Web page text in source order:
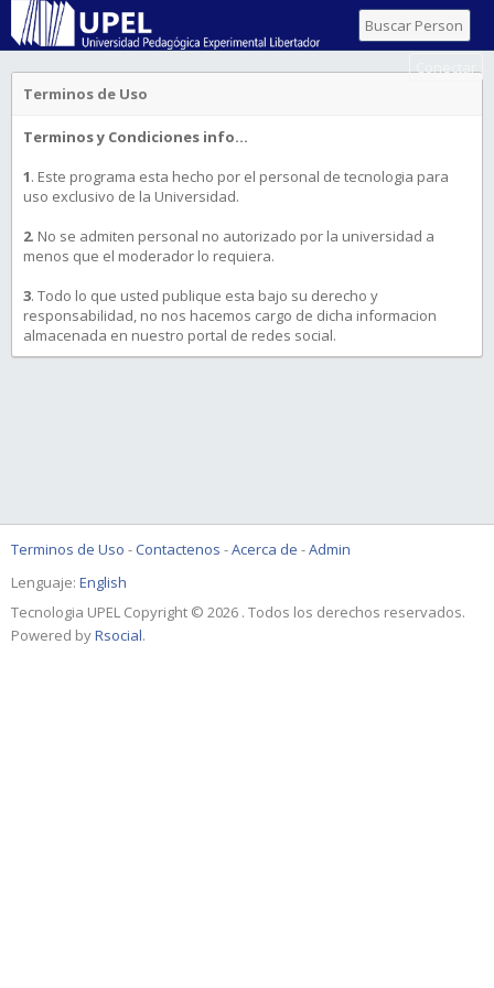
Conectar
Terminos de Uso
Terminos y Condiciones info...
1. Este programa esta hecho por el personal de tecnologia para
uso exclusivo de la Universidad.
2. No se admiten personal no autorizado por la universidad a
menos que el moderador lo requiera.
3. Todo lo que usted publique esta bajo su derecho y
responsabilidad, no nos hacemos cargo de dicha informacion
almacenada en nuestro portal de redes social.
Terminos de Uso -Contactenos -Acerca de -Admin
Lenguaje: English
Tecnologia UPEL Copyright © 2026 . Todos los derechos reservados.
Powered byRsocial.